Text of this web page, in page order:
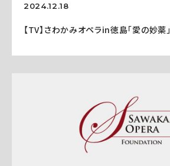
2024.12.18
【TV】さわかみオペラin徳島「愛の妙薬」